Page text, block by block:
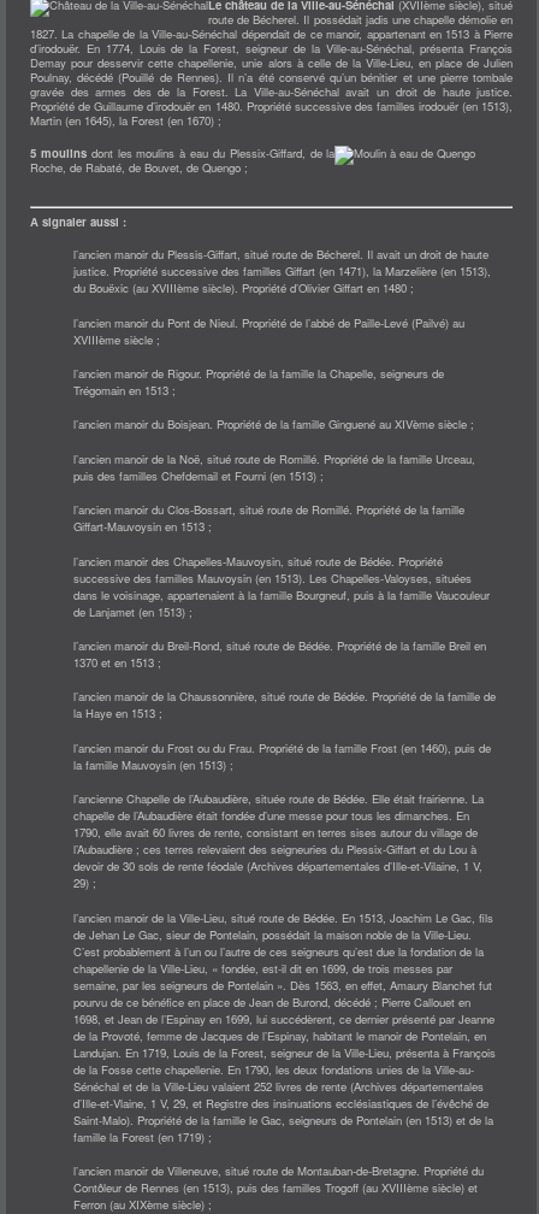
DÉMARCHES
NOUVEAUX ARRIVANTS
DÉCLARATION PRÉALABLE
PERMIS DE CONSTRUIRE
URBANISME-TAXE FONCIÈRE
ETAT CIVIL
CARTE D'IDENTITÉ - PASSEPORT
CARTE GRISE-PERMIS DE CONDUIRE
ATTESTATION D'ACCUEIL
LISTE ÉLECTORALE
RECENSEMENT CITOYEN OBLIGATOIRE
PRATIQUE
ESPACE FRANCE SERVICES
L'ADMR
L'AGENCE POSTALE
LE MARCHÉ
POINT ACCUEIL EMPLOI
TRANSPORTS
CULTURE
MAISON DU LIVRE ET DU TOURISME
LES ASSOCIATIONS
SPORT
BASKET
FITNESS IRODOUËR
FOOTBALL
MULTI-SPORTS 6-8 ANS
QI GONG - MÉLIMÉLO
CULTURE
COMITÉ DES FÊTES
GRATTE & CO
THÉATRE LA TROTHEDI
YOGA DU RIRE
AMICAL DES SAPEURS POMPIERS
ASSOCIATION "EN AVANT FLORIAN"
LE SOLEX DES TROPIQUES
OENOLOGIE
U.N.C.
NATURE
CHEMINS ET NATURE
SOCIÉTÉ DE CHASSE
L'ACTIVITÉ ÉCONOMIQUE
CONTACT
Le château de la Ville-au-Sénéchal (XVIIème siècle), situé
route de Bécherel. Il possédait jadis une chapelle démolie en
1827. La chapelle de la Ville-au-Sénéchal dépendait de ce manoir, appartenant en 1513 à Pierre
d’irodouër. En 1774, Louis de la Forest, seigneur de la Ville-au-Sénéchal, présenta François
Demay pour desservir cette chapellenie, unie alors à celle de la Ville-Lieu, en place de Julien
Poulnay, décédé (Pouillé de Rennes). Il n’a été conservé qu’un bénitier et une pierre tombale
gravée des armes des de la Forest. La Ville-au-Sénéchal avait un droit de haute justice.
Propriété de Guillaume d’irodouër en 1480. Propriété successive des familles irodouër (en 1513),
Martin (en 1645), la Forest (en 1670) ;
5 moulinsdont les moulins à eau du Plessix-Giffard, de la
Roche, de Rabaté, de Bouvet, de Quengo ;
A signaler aussi :
l’ancien manoir du Plessis-Giffart, situé route de Bécherel. Il avait un droit de haute
justice. Propriété successive des familles Giffart (en 1471), la Marzelière (en 1513),
du Bouëxic (au XVIIIème siècle). Propriété d’Olivier Giffart en 1480 ;
l’ancien manoir du Pont de Nieul. Propriété de l’abbé de Paille-Levé (Pailvé) au
XVIIIème siècle ;
l’ancien manoir de Rigour. Propriété de la famille la Chapelle, seigneurs de
Trégomain en 1513 ;
l’ancien manoir du Boisjean. Propriété de la famille Ginguené au XIVème siècle ;
l’ancien manoir de la Noë, situé route de Romillé. Propriété de la famille Urceau,
puis des familles Chefdemail et Fourni (en 1513) ;
l’ancien manoir du Clos-Bossart, situé route de Romillé. Propriété de la famille
Giffart-Mauvoysin en 1513 ;
l’ancien manoir des Chapelles-Mauvoysin, situé route de Bédée. Propriété
successive des familles Mauvoysin (en 1513). Les Chapelles-Valoyses, situées
dans le voisinage, appartenaient à la famille Bourgneuf, puis à la famille Vaucouleur
de Lanjamet (en 1513) ;
l’ancien manoir du Breil-Rond, situé route de Bédée. Propriété de la famille Breil en
1370 et en 1513 ;
l’ancien manoir de la Chaussonnière, situé route de Bédée. Propriété de la famille de
la Haye en 1513 ;
l’ancien manoir du Frost ou du Frau. Propriété de la famille Frost (en 1460), puis de
la famille Mauvoysin (en 1513) ;
l’ancienne Chapelle de l’Aubaudière, située route de Bédée. Elle était frairienne. La
chapelle de l’Aubaudière était fondée d’une messe pour tous les dimanches. En
1790, elle avait 60 livres de rente, consistant en terres sises autour du village de
l’Aubaudière ; ces terres relevaient des seigneuries du Plessix-Giffart et du Lou à
devoir de 30 sols de rente féodale (Archives départementales d’Ille-et-Vilaine, 1 V,
29) ;
l’ancien manoir de la Ville-Lieu, situé route de Bédée. En 1513, Joachim Le Gac, fils
de Jehan Le Gac, sieur de Pontelain, possédait la maison noble de la Ville-Lieu.
C’est probablement à l’un ou l’autre de ces seigneurs qu’est due la fondation de la
chapellenie de la Ville-Lieu, « fondée, est-il dit en 1699, de trois messes par
semaine, par les seigneurs de Pontelain ». Dès 1563, en effet, Amaury Blanchet fut
pourvu de ce bénéfice en place de Jean de Burond, décédé ; Pierre Callouet en
1698, et Jean de l’Espinay en 1699, lui succédèrent, ce dernier présenté par Jeanne
de la Provoté, femme de Jacques de l’Espinay, habitant le manoir de Pontelain, en
Landujan. En 1719, Louis de la Forest, seigneur de la Ville-Lieu, présenta à François
de la Fosse cette chapellenie. En 1790, les deux fondations unies de la Ville-au-
Sénéchal et de la Ville-Lieu valaient 252 livres de rente (Archives départementales
d’Ille-et-Vlaine, 1 V, 29, et Registre des insinuations ecclésiastiques de l’évêché de
Saint-Malo). Propriété de la famille le Gac, seigneurs de Pontelain (en 1513) et de la
famille la Forest (en 1719) ;
l’ancien manoir de Villeneuve, situé route de Montauban-de-Bretagne. Propriété du
Contôleur de Rennes (en 1513), puis des familles Trogoff (au XVIIIème siècle) et
Ferron (au XIXème siècle) ;